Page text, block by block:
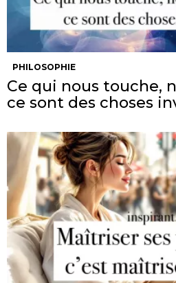
PHILOSOPHIE
Ce qui nous touche,
ce sont des choses